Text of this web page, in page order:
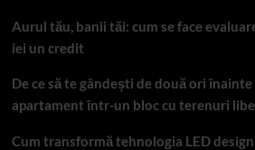
Aurul tău, banii tăi: cum se face
iei un credit
De ce să te gândești de două ori înainte
apartament într-un bloc cu terenuri
Cum transformă tehnologia LED